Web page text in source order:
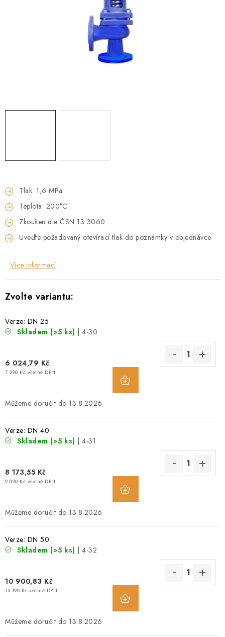
DOPRAVA A PLATBA
O NÁS
OBCHODNÍ PODMÍNKY
POPTÁVKA ARMATUR KONTAKT
O NÁS
REVIZE
TECHNICKÉ ČLÁNKY
OBCHODNÍ PODMÍNKY
PODMÍNKY OCHRANY OSOBNÍCH ÚDAJŮ
Tlak: 1,6 MPa
Teplota: 200°C
Zkoušen dle ČSN 13 3060
Uveďte požadovaný otevírací tlak do poznámky v objednávce
Více informací
Verze: DN 25
Skladem (>5 ks) | 4-30
6 024,79 Kč
7 290 Kč včetně DPH
13.8.2026
Verze: DN 40
Skladem (>5 ks) | 4-31
8 173,55 Kč
9 890 Kč včetně DPH
13.8.2026
Verze: DN 50
Skladem (>5 ks) | 4-32
10 900,83 Kč
13 190 Kč včetně DPH
13.8.2026